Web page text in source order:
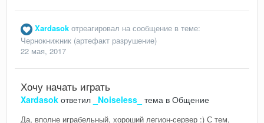
Xardasok отреагировал на сообщение в теме:
Чернокнижник (артефакт разрушение)
22 мая, 2017
Хочу начать играть
Xardasok ответил _Noiseless_ тема в Общение
Да, вполне играбельный, хороший легион-сервер :) С тем,